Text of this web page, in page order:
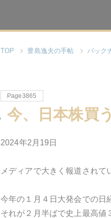
TOP 豊島逸夫の手帖 バック
Page3865
今、日本株買
2024年2月19日
メディアで大きく報道されて
今年の１月４日大発会での日
それが２月半ばで史上最高値